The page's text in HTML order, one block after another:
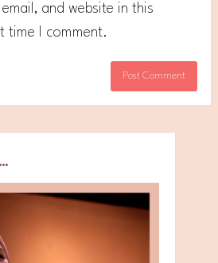
and website in this
time I comment.